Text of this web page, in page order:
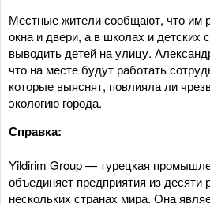
Местные жители сообщают, что им
окна и двери, а в школах и детских
выводить детей на улицу.
что на месте будут работать
которые выяснят, повлияла ли
экологию города.
Справка:
Yildirim Group — турецкая
объединяет предприятия из десяти
нескольких странах мира. Она